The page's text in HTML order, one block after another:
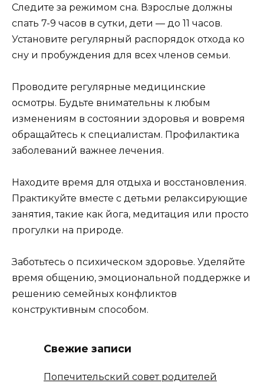
Следите за режимом сна. Взрослые должны
спать 7-9 часов в сутки, дети — до 11 часов.
Установите регулярный распорядок отхода ко
сну и пробуждения для всех членов семьи.
Проводите регулярные медицинские
осмотры. Будьте внимательны к любым
изменениям в состоянии здоровья и вовремя
обращайтесь к специалистам. Профилактика
заболеваний важнее лечения.
Находите время для отдыха и восстановления.
Практикуйте вместе с детьми релаксирующие
занятия, такие как йога, медитация или просто
прогулки на природе.
Заботьтесь о психическом здоровье. Уделяйте
время общению, эмоциональной поддержке и
решению семейных конфликтов
конструктивным способом.
Свежие записи
Попечительский совет родителей